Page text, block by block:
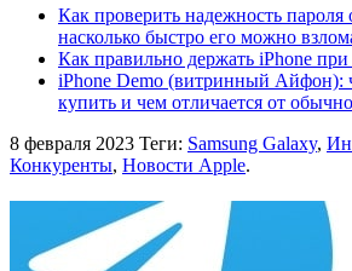
Как проверить надежность пароля
насколько быстро его можно
Как правильно держать iPhone
iPhone Demo (витринный Айфон):
купить и чем отличается от
8 февраля 2023 Теги: Samsung Galaxy,
Конкуренты, Новости Apple.